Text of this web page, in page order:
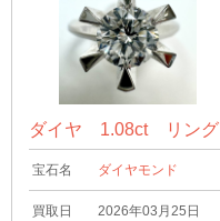
ダイヤ 1.08ct リング
宝石名 ダイヤモンド
買取日 2026年03月25日